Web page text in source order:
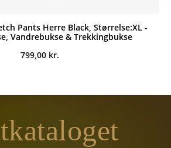
Pants Herre Black, Størrelse:XL -
Vandrebukse & Trekkingbukse
799,00 kr.